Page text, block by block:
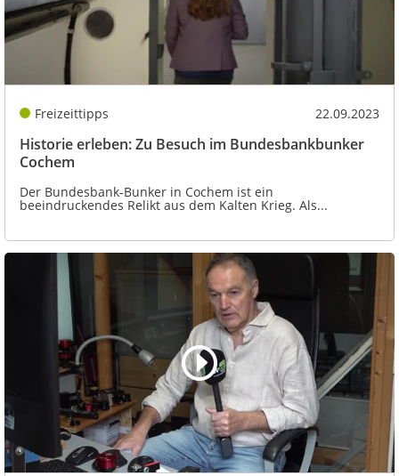
Freizeittipps 22.09.2023
Historie erleben: Zu Besuch im Bundesbankbunker
Cochem
Der Bundesbank-Bunker in Cochem ist ein
beeindruckendes Relikt aus dem Kalten Krieg. Als...